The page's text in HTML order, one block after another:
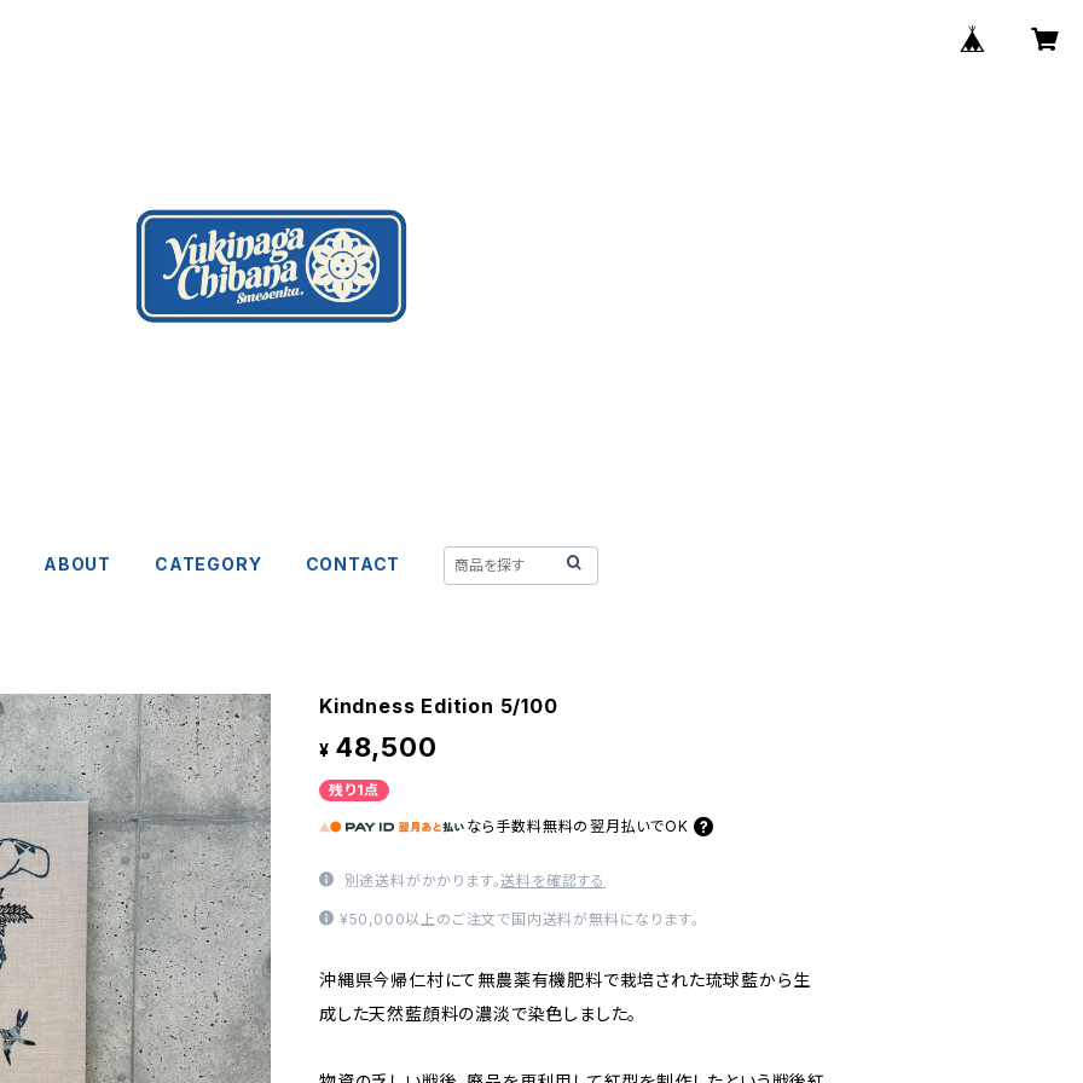
ABOUT CATEGORY CONTACT
Kindness Edition 5/100
¥ 48,500
残り1点
なら 手数料無料の 翌月払いでOK
別途送料がかかります。送料を確認する
¥50,000以上のご注文で国内送料が無料になります。
沖縄県今帰仁村にて無農薬有機肥料で栽培された琉球藍から生
成した天然藍顔料の濃淡で染色しました。